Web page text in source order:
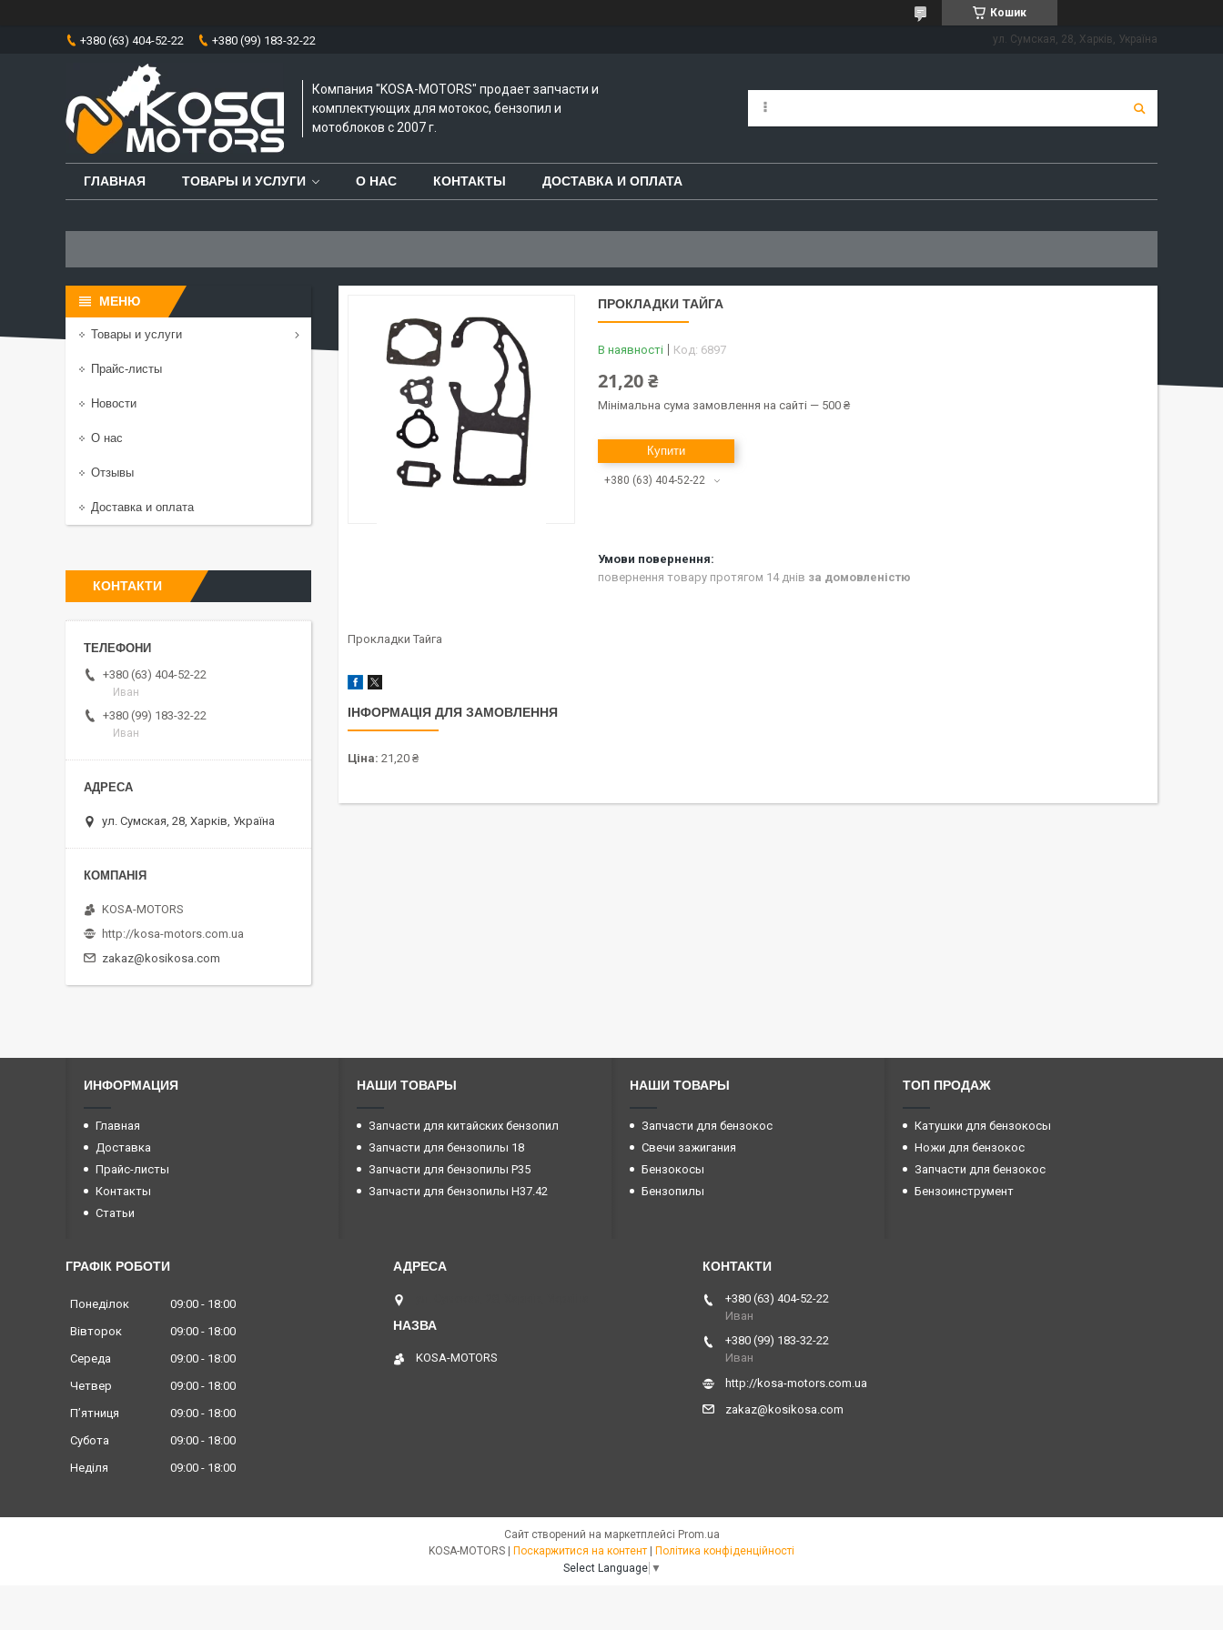
Кошик
+380 (63) 404-52-22 +380 (99) 183-32-22 ул. Сумская, 28, Харків, Україна
Компания "KOSA-MOTORS" продает запчасти и
комплектующих для мотокос, бензопил и
мотоблоков с 2007 г.
ГЛАВНАЯ ТОВАРЫ И УСЛУГИ О НАС КОНТАКТЫ ДОСТАВКА И ОПЛАТА
ПРОКЛАДКИ ТАЙГА
В наявності Код: 6897
21,20 ₴
Мінімальна сума замовлення на сайті — 500 ₴
Купити
+380 (63) 404-52-22
повернення товару протягом 14 днів за домовленістю
Прокладки Тайга
ІНФОРМАЦІЯ ДЛЯ ЗАМОВЛЕННЯ
Ціна: 21,20 ₴
Товары и услуги
Прайс-листы
Новости
О нас
Отзывы
Доставка и оплата
КОНТАКТИ
+380 (63) 404-52-22
Иван
+380 (99) 183-32-22
Иван
ул. Сумская, 28, Харків, Україна
KOSA-MOTORS
http://kosa-motors.com.ua
zakaz@kosikosa.com
ИНФОРМАЦИЯ
Главная
Доставка
Прайс-листы
Контакты
Статьи
НАШИ ТОВАРЫ
Запчасти для китайских бензопил
Запчасти для бензопилы 18
Запчасти для бензопилы P35
Запчасти для бензопилы H37.42
НАШИ ТОВАРЫ
Запчасти для бензокос
Свечи зажигания
Бензокосы
Бензопилы
ТОП ПРОДАЖ
Катушки для бензокосы
Ножи для бензокос
Запчасти для бензокос
Бензоинструмент
ГРАФІК РОБОТИ
Понеділок 09:00
18:00
Вівторок
09:00
18:00
Середа
09:00
18:00
Четвер
09:00
18:00
Пʼятниця
09:00
18:00
Субота
09:00
18:00
Неділя
09:00 18:00
KOSA-MOTORS
+380 (63) 404-52-22
Иван
+380 (99) 183-32-22
Иван
http://kosa-motors.com.ua
zakaz@kosikosa.com
Сайт створений на маркетплейсі Prom.ua
Поскаржитися на контент
Політика конфіденційності
Select Language ▼